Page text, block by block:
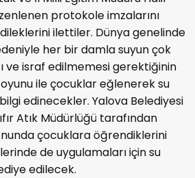
protokole imzalarını
ilettiler. Dünya genelinde
her bir damla suyun çok
ve israf edilmemesi gerektiğinin
ile çocuklar eğlenerek su
edinecekler. Yalova Belediyesi
Atık Müdürlüğü tarafından
çocuklara öğrendiklerini
de uygulamaları için su
edilecek.